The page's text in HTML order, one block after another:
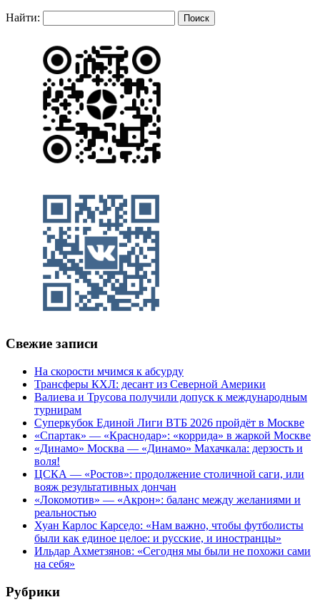
Найти:
Свежие записи
На скорости мчимся к абсурду
Трансферы КХЛ: десант из Северной Америки
Валиева и Трусова получили допуск к международным
турнирам
Суперкубок Единой Лиги ВТБ 2026 пройдёт в Москве
«Спартак» — «Краснодар»: «коррида» в жаркой Москве
«Динамо» Москва — «Динамо» Махачкала: дерзость и
воля!
ЦСКА — «Ростов»: продолжение столичной саги, или
вояж результативных дончан
«Локомотив» — «Акрон»: баланс между желаниями и
реальностью
Хуан Карлос Карседо: «Нам важно, чтобы футболисты
были как единое целое: и русские, и иностранцы»
Ильдар Ахметзянов: «Сегодня мы были не похожи сами
на себя»
Рубрики